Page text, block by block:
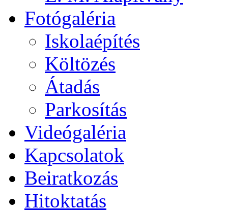
Fotógaléria
Iskolaépítés
Költözés
Átadás
Parkosítás
Videógaléria
Kapcsolatok
Beiratkozás
Hitoktatás